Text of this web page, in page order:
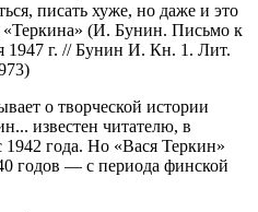
писать хуже, но даже и это
«Теркина» (И. Бунин. Письмо к
1947 г. // Бунин И. Кн. 1. Лит.
о творческой истории
известен читателю, в
1942 года. Но «Вася Теркин»
годов — с периода финской